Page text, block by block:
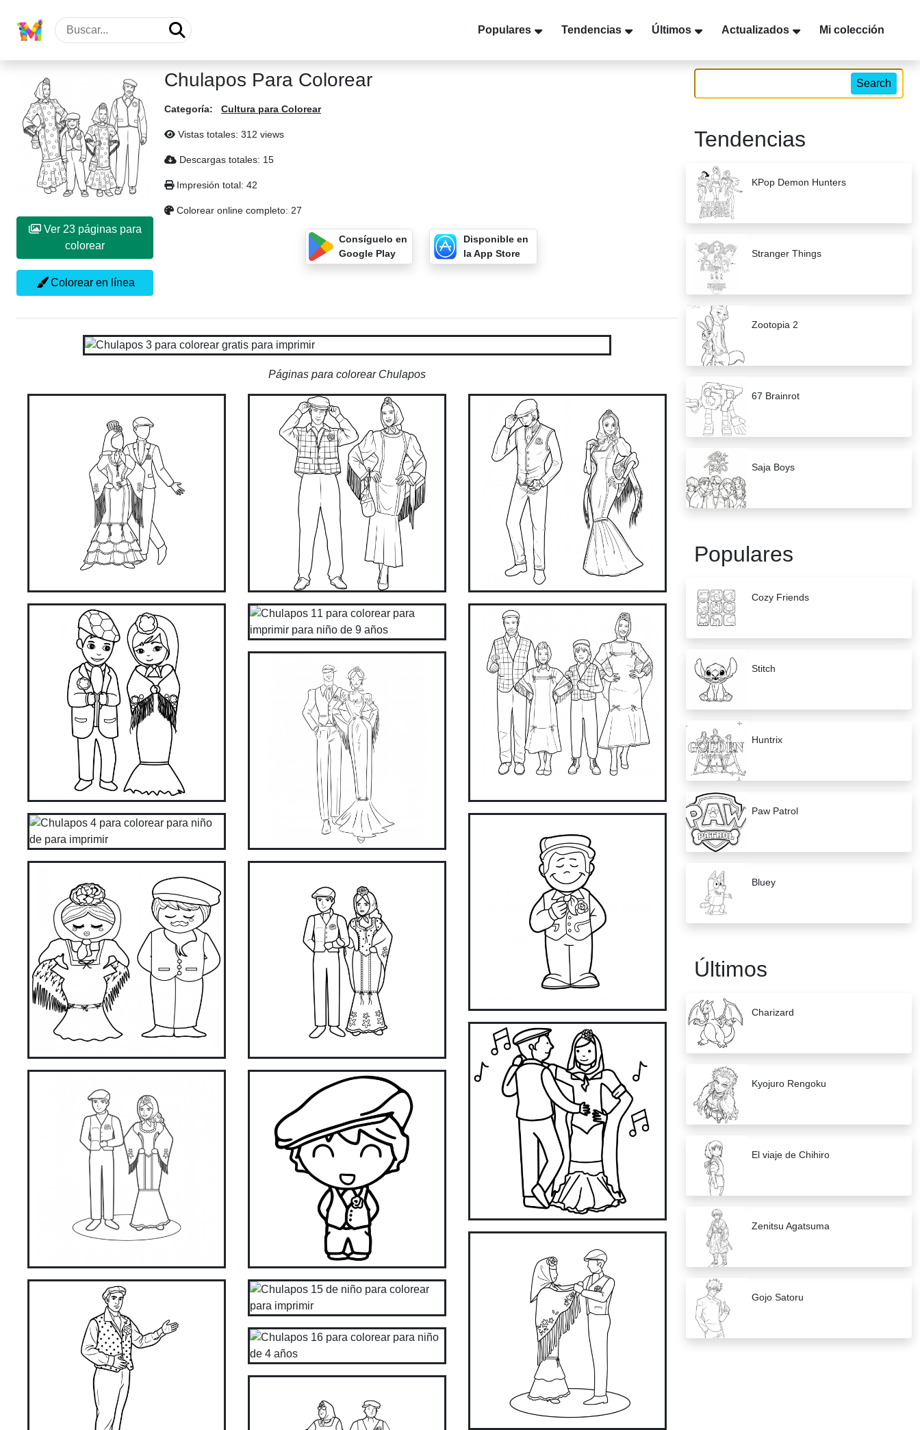
Populares Tendencias Últimos Actualizados Mi colección
Ver 23 páginas para
colorear
Colorear en línea
Chulapos Para Colorear
Categoría: Cultura para Colorear
Vistas totales: 312 views
Descargas totales: 15
Impresión total: 42
Colorear online completo: 27
Consíguelo en
Google Play
Disponible en
la App Store
Páginas para colorear Chulapos
Search
Tendencias
KPop Demon Hunters
Stranger Things
Zootopia 2
67 Brainrot
Saja Boys
Populares
Cozy Friends
Stitch
Huntrix
Paw Patrol
Bluey
Últimos
Charizard
Kyojuro Rengoku
El viaje de Chihiro
Zenitsu Agatsuma
Gojo Satoru